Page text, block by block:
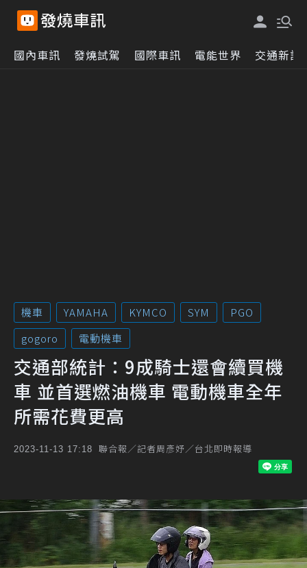
國內車訊 發燒試駕 國際車訊 電能世界 交通新訊
機車 YAMAHA KYMCO SYM
PGO
gogoro
電動機車
交通部統計：9成騎士還會續買機
車 並首選燃油機車 電動機車全年
所需花費更高
2023-11-13 17:18 聯合報／記者周彥妤／台北即時報導